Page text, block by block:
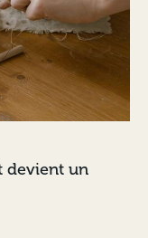
devient un